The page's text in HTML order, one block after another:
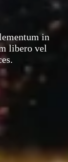
in
libero vel